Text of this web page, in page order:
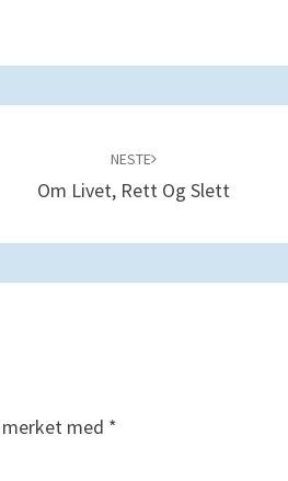
NESTE
Om Livet, Rett Og Slett
med *